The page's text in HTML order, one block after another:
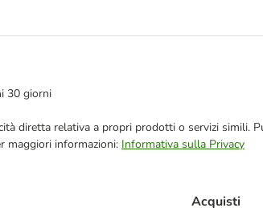
30 giorni
diretta relativa a propri prodotti o servizi simili.
maggiori informazioni: Informativa sulla Privacy
Acquisti